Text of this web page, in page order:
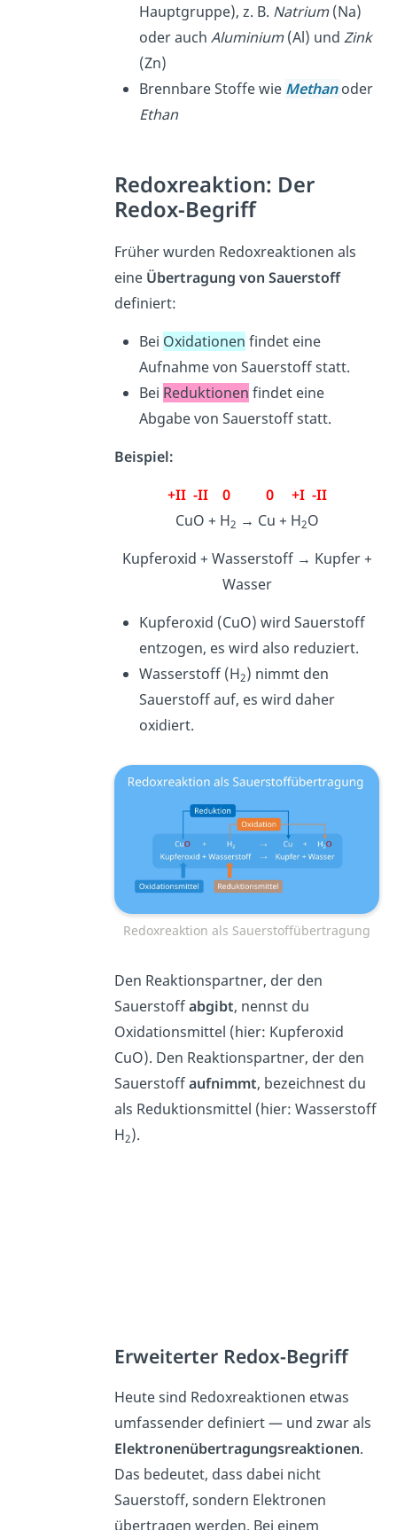
Hauptgruppe), z. B. Natrium(Na)
oder auchAluminium(Al) undZink
(Zn)
Brennbare Stoffe wie Methan oder
Ethan
Redoxreaktion: Der
Redox-Begriff
Früher wurden Redoxreaktionen als
eine Übertragung von Sauerstoff
definiert:
Bei Oxidationen findet eine
Aufnahme von Sauerstoff statt.
Bei Reduktionen findet eine
Abgabe von Sauerstoff statt.
Beispiel:
+II -II 0 0 +I -II
CuO + H2 → Cu + H2O
Kupferoxid + Wasserstoff → Kupfer +
Wasser
Kupferoxid (CuO) wird Sauerstoff
entzogen, es wird also reduziert.
Wasserstoff (H2) nimmt den
Sauerstoff auf, es wird daher
oxidiert.
Redoxreaktion als Sauerstoffübertragung
Den Reaktionspartner, der den
Sauerstoffabgibt, nennst du
Oxidationsmittel (hier: Kupferoxid
CuO). Den Reaktionspartner, der den
Sauerstoffaufnimmt, bezeichnest du
als Reduktionsmittel (hier: Wasserstoff
H2).
Erweiterter Redox-Begriff
Heute sind Redoxreaktionen etwas
umfassender definiert — und zwar als
Elektronenübertragungsreaktionen.
Das bedeutet, dass dabei nicht
Sauerstoff, sondern Elektronen
übertragen werden. Bei einem